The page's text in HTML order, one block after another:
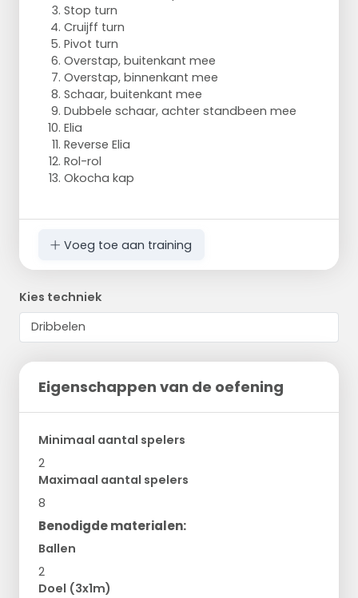
Stop turn
Cruijff turn
Pivot turn
Overstap, buitenkant mee
Overstap, binnenkant mee
Schaar, buitenkant mee
Dubbele schaar, achter standbeen mee
Elia
Reverse Elia
Rol-rol
Okocha kap
Voeg toe aan training
Kies techniek
Eigenschappen van de oefening
Minimaal aantal spelers
2
Maximaal aantal spelers
8
Benodigde materialen:
Ballen
2
Doel (3x1m)